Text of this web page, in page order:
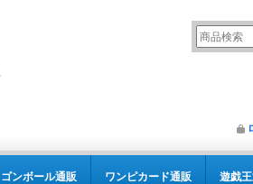
ゴンボール通販 ワンピカード通販 遊戯